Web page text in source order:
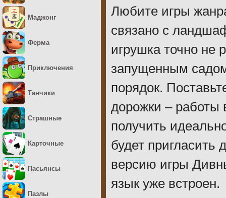
Любите игры
связано с
игрушка точно не
запущенным
порядок.
дорожки – работы
получить
будет пригласить
версию игры
язык уже встроен.
Маджонг
Ферма
Приключения
Танчики
Страшные
Карточные
Пасьянсы
Пазлы